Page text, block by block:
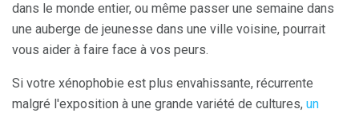
dans le monde entier, ou même passer une semaine dans
une auberge de jeunesse dans une ville voisine, pourrait
vous aider à faire face à vos peurs.
Si votre xénophobie est plus envahissante, récurrente
malgré l'exposition à une grande variété de cultures, un